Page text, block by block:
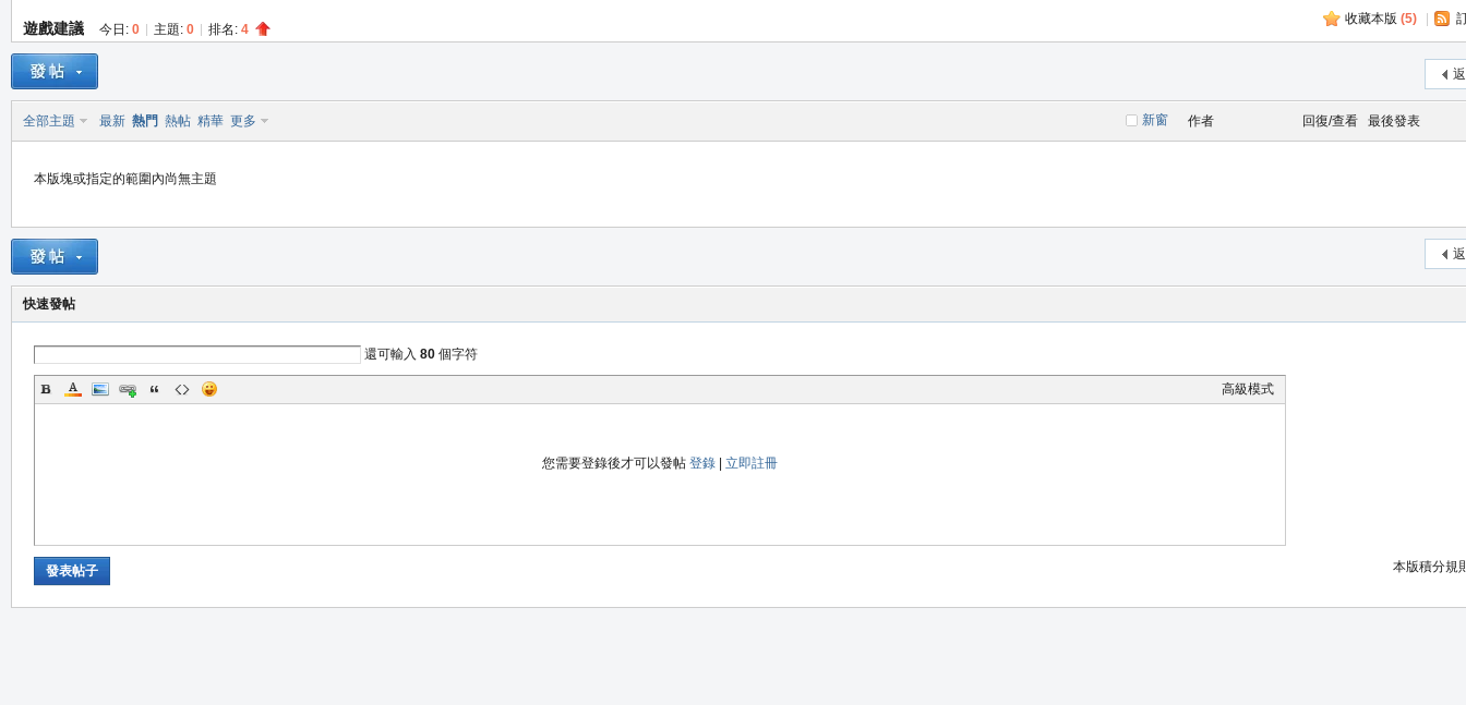
の
» ›
收藏本版 (5)
遊戲建議 今日: 0 主題: 0 排名: 4
新窗
全部主題 最新 熱門 熱帖 精華 更多 作者 回復/查看 最後發表
本版塊或指定的範圍內尚無主題
快速發帖
還可輸入 80 個字符
高級模式
您需要登錄後才可以發帖 登錄 立即註冊
本版積分規
發表帖子